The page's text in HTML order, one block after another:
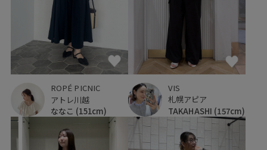
ROPÉ PICNIC
アトレ川越
ななこ (151cm)
VIS
札幌アピア
TAKAHASHI (157cm)